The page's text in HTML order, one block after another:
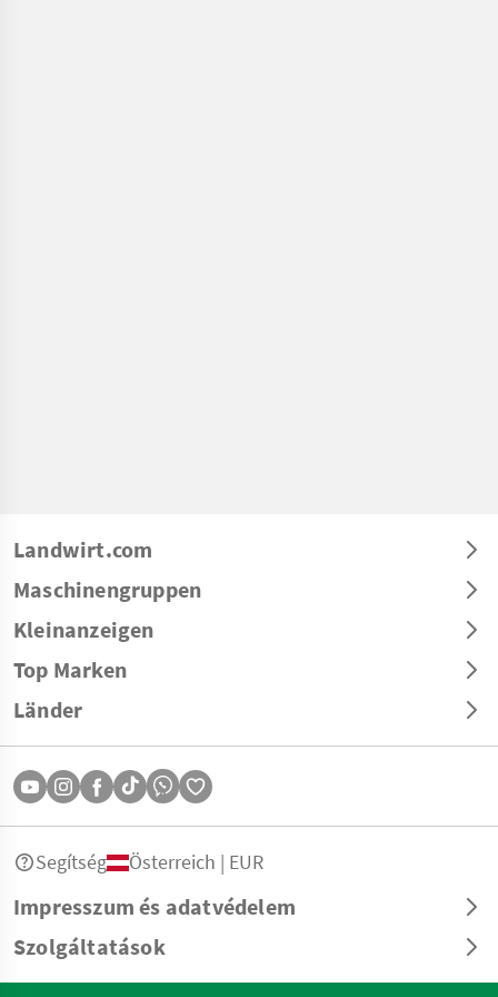
Landwirt.com
Maschinengruppen
Kleinanzeigen
Top Marken
Länder
Impresszum és adatvédelem
Szolgáltatások
Segítség Österreich | EUR